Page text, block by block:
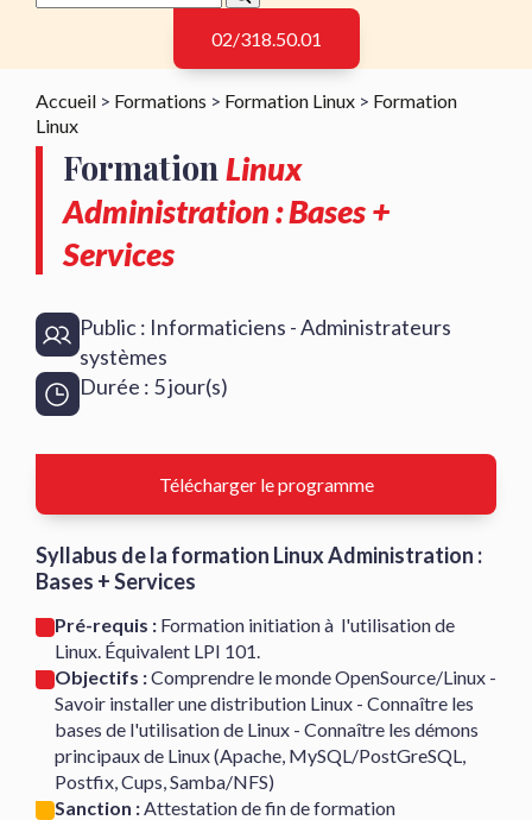
02/318.50.01
Accueil > Formations > Formation Linux > Formation
Linux
FormationLinux
Administration : Bases +
Services
Public : Informaticiens - Administrateurs
systèmes
Durée : 5 jour(s)
Syllabus de la formation Linux Administration :
Bases + Services
Pré-requis : Formation initiation à l'utilisation de
Linux. Équivalent LPI 101.
Objectifs :Comprendre le monde OpenSource/Linux -
Savoir installer une distribution Linux - Connaître les
bases de l'utilisation de Linux - Connaître les démons
principaux de Linux (Apache, MySQL/PostGreSQL,
Postfix, Cups, Samba/NFS)
Sanction :Attestation de fin de formation
Télécharger le programme